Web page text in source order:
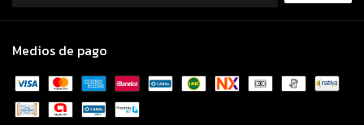
Medios de pago